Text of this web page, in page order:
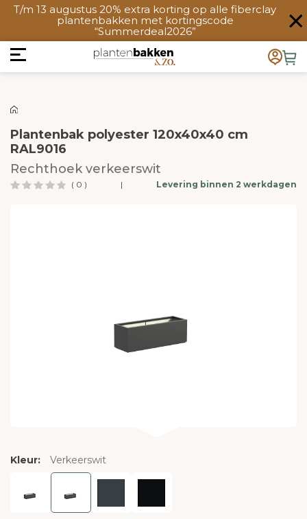
T/m 13 augustus 20% extra korting op alle fiberclay
plantenbakken met kortingscode
“Summerdeal2026”
Plantenbak polyester 120x40x40 cm
RAL9016
Rechthoek verkeerswit
( 0 ) | Levering binnen 2 werkdagen
Kleur: Verkeerswit